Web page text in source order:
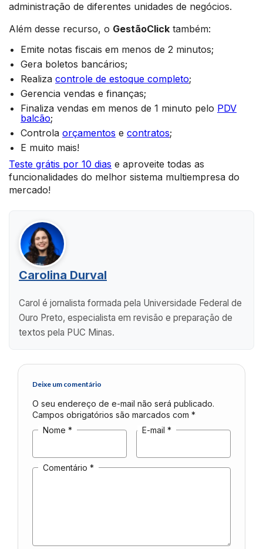
administração de diferentes unidades de negócios.
Além desse recurso, o GestãoClick também:
Emite notas fiscais em menos de 2 minutos;
Gera boletos bancários;
Realiza controle de estoque completo;
Gerencia vendas e finanças;
Finaliza vendas em menos de 1 minuto pelo PDV
balcão;
Controla orçamentos e contratos;
E muito mais!
Teste grátis por 10 dias e aproveite todas as
funcionalidades do melhor sistema multiempresa do
mercado!
Carolina Durval
Carol é jornalista formada pela Universidade Federal de
Ouro Preto, especialista em revisão e preparação de
textos pela PUC Minas.
Deixe um comentário
O seu endereço de e-mail não será publicado.
Campos obrigatórios são marcados com *
Nome * E-mail *
Comentário *